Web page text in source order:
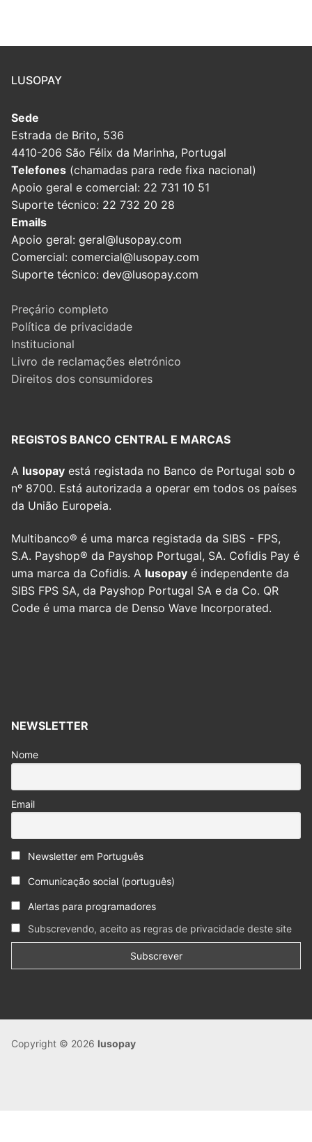
LUSOPAY
Sede
Estrada de Brito, 536
4410-206 São Félix da Marinha, Portugal
Telefones (chamadas para rede fixa nacional)
Apoio geral e comercial: 22 731 10 51
Suporte técnico: 22 732 20 28
Emails
Apoio geral: geral@lusopay.com
Comercial: comercial@lusopay.com
Suporte técnico: dev@lusopay.com
Preçário completo
Política de privacidade
Institucional
Livro de reclamações eletrónico
Direitos dos consumidores
REGISTOS BANCO CENTRAL E MARCAS
A lusopay está registada no Banco de Portugal sob o
nº 8700. Está autorizada a operar em todos os países
da União Europeia.
Multibanco® é uma marca registada da SIBS - FPS,
S.A. Payshop® da Payshop Portugal, SA. Cofidis Pay é
uma marca da Cofidis. A lusopay é independente da
SIBS FPS SA, da Payshop Portugal SA e da Co. QR
Code é uma marca de Denso Wave Incorporated.
NEWSLETTER
Nome
Email
Newsletter em Português
Comunicação social (português)
Alertas para programadores
Subscrevendo, aceito as regras de privacidade deste site
Copyright © 2026 lusopay